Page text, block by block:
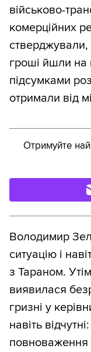
військово-
комерційних
стверджували,
гроші йшли на
підсумками
отримали від
Отримуйте
Володимир
ситуацію і
з Тараном.
виявилася
гризні у
навіть
повноваження